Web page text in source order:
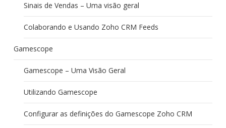
Sinais de Vendas – Uma visão geral
Colaborando e Usando Zoho CRM Feeds
Gamescope
Gamescope – Uma Visão Geral
Utilizando Gamescope
Configurar as definições do Gamescope Zoho CRM